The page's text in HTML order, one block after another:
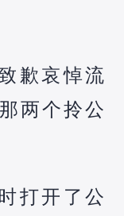
歉哀悼流
两个拎公
打开了公